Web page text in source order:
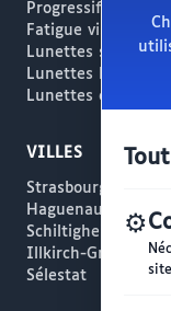
Progressifs /
Fatigue visuelle /
Lunettes solaires
Lunettes haut de
Lunettes créateur
VILLES
Strasbourg
Haguenau
Schiltigheim
Illkirch-
Sélestat
⚙️